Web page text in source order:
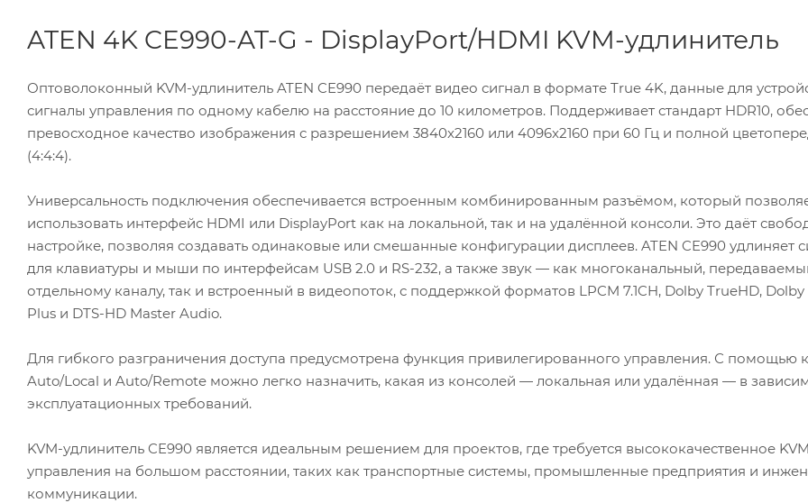
ATEN 4K CE990-AT-G - DisplayPort/HDMI KVM-удлинитель
Оптоволоконный KVM-удлинитель ATEN CE990 передаёт видео сигнал в формате True 4K, данные для
сигналы управления по одному кабелю на расстояние до 10 километров. Поддерживает стандарт HDR10,
превосходное качество изображения с разрешением 3840x2160 или 4096x2160 при 60 Гц и полной
(4:4:4).
Универсальность подключения обеспечивается встроенным комбинированным разъёмом, который
использовать интерфейс HDMI или DisplayPort как на локальной, так и на удалённой консоли. Это даёт
настройке, позволяя создавать одинаковые или смешанные конфигурации дисплеев. ATEN CE990 удлиняет
для клавиатуры и мыши по интерфейсам USB 2.0 и RS-232, а также звук — как многоканальный,
отдельному каналу, так и встроенный в видеопоток, с поддержкой форматов LPCM 7.1CH, Dolby TrueHD,
Plus и DTS-HD Master Audio.
Для гибкого разграничения доступа предусмотрена функция привилегированного управления. С помощью
Auto/Local и Auto/Remote можно легко назначить, какая из консолей — локальная или удалённая — в
эксплуатационных требований.
KVM-удлинитель CE990 является идеальным решением для проектов, где требуется высококачественное
управления на большом расстоянии, таких как транспортные системы, промышленные предприятия и
коммуникации.